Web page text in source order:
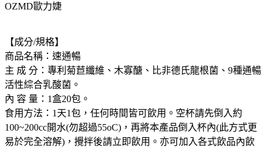
OZMD歐力婕
【成分/規格】
商品名稱：速通暢
主 成 分：專利菊苣纖維、木寡醣、比非德氏龍根菌、9種通暢
活性綜合乳酸菌。
內 容 量：1盒20包。
食用方法：1天1包，任何時間皆可飲用。空杯請先倒入約
100~200cc開水(勿超過55oC)，再將本產品倒入杯內(此方式更
易於完全溶解)，攪拌後請立即飲用。亦可加入各式飲品內飲